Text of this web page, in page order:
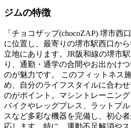
ジムの特徴
「チョコザップ(chocoZAP) 堺市西
に位置し、最寄りの堺市駅西口か
立地にあります。JR阪和線の堺市
り、通勤・通学の合間やお出かけ
のが魅力です。 このフィットネス
め、自分のライフスタイルに合わ
のがポイント。マシントレーニン
バイクやレッグプレス、ラットプ
スなど多彩な機器を完備し、初心